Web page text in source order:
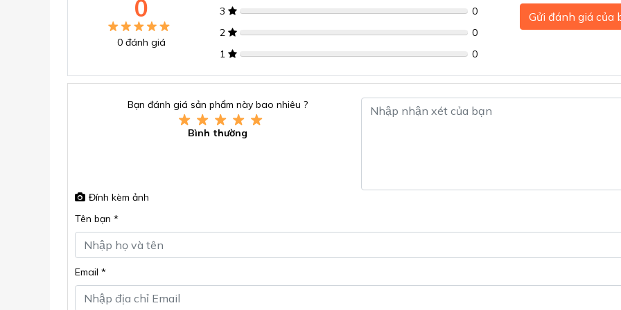
0
0đánh giá
3
0
2
0
1
0
Gửi đánh giá của
Bạn đánh giá sản phẩm này bao nhiêu ?
Bình thường
Đính kèm ảnh
Tên bạn *
Email *